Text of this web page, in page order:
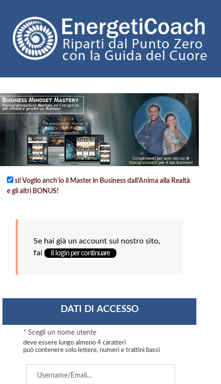
si! Voglio anch'io il Master in Business dall'Anima alla Realtà
e gli altri BONUS!
Se hai già un account sul nostro sito,
fai
il login per continuare
DATI DI ACCESSO
* Scegli un nome utente
deve essere lungo almeno 4 caratteri
può contenere solo lettere, numeri e trattini bassi